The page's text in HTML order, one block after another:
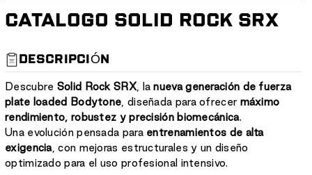
CATALOGO SOLID ROCK SRX
K
U
DESCRIPCIÓN
Descubre Solid Rock SRX, lanueva generación de fuerza
plate loaded Bodytone , diseñada para ofrecer máximo
rendimiento, robustez y precisión biomecánica.
Una evolución pensada para entrenamientos de alta
exigencia, con mejoras estructurales y un diseño
optimizado para el uso profesional intensivo.